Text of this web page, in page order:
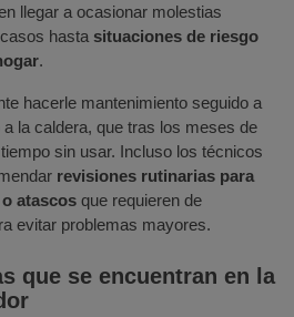
llegar a ocasionar molestias
hasta situaciones de riesgo
.
hacerle mantenimiento seguido a
la caldera, que tras los meses de
sin usar. Incluso los técnicos
revisiones rutinarias para
atascos que requieren de
evitar problemas mayores.
que se encuentran en la